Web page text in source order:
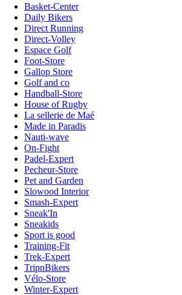
Basket-Center
Daily Bikers
Direct Running
Direct-Volley
Espace Golf
Foot-Store
Gallop Store
Golf and co
Handball-Store
House of Rugby
La sellerie de Maé
Made in Paradis
Nauti-wave
On-Fight
Padel-Expert
Pecheur-Store
Pet and Garden
Slowood Interior
Smash-Expert
Sneak'In
Sneakids
Sport is good
Training-Fit
Trek-Expert
TripnBikers
Vélo-Store
Winter-Expert